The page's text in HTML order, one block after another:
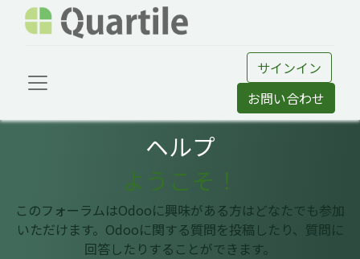
サインイン
お問い合わせ
ヘルプ
ようこそ！
このフォーラムはOdooに興味がある方はどなたでも参加
いただけます。Odooに関する質問を投稿したり、質問に
回答したりすることができます。